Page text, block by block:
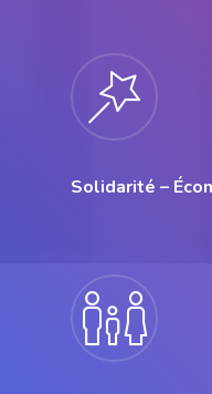
Solidarité –